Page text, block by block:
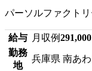
パーソルファクト
給与 月収例291,000
勤務
地
兵庫県 南あ